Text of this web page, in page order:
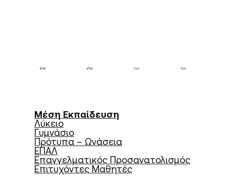
Μέση Εκπαίδευση
Λύκειο
Γυμνάσιο
Πρότυπα – Ωνάσεια
ΕΠΑΛ
Επαγγελματικός Προσανατολισμός
Επιτυχόντες Μαθητές